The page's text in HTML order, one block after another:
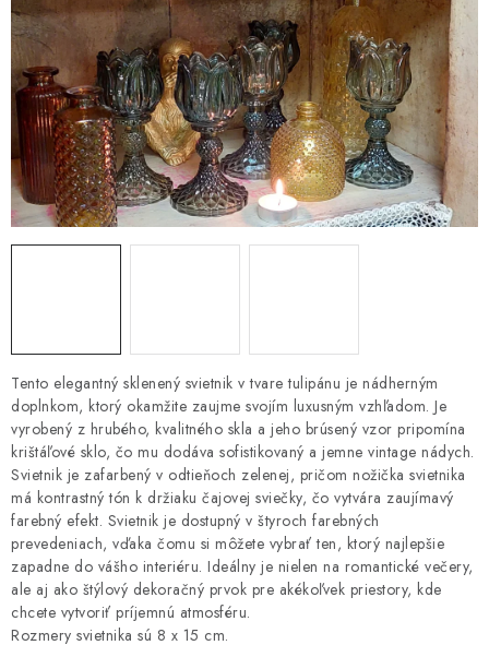
CHÉMIA
KVETINÁČE
DEKORÁCIE
PRIESADY ZELENINY
Tento elegantný sklenený svietnik v tvare tulipánu je nádherným
doplnkom, ktorý okamžite zaujme svojím luxusným vzhľadom. Je
vyrobený z hrubého, kvalitného skla a jeho brúsený vzor pripomína
krištáľové sklo, čo mu dodáva sofistikovaný a jemne vintage nádych.
Svietnik je zafarbený v odtieňoch zelenej, pričom nožička svietnika
má kontrastný tón k držiaku čajovej sviečky, čo vytvára zaujímavý
farebný efekt. Svietnik je dostupný v štyroch farebných
prevedeniach, vďaka čomu si môžete vybrať ten, ktorý najlepšie
zapadne do vášho interiéru. Ideálny je nielen na romantické večery,
ale aj ako štýlový dekoračný prvok pre akékoľvek priestory, kde
chcete vytvoriť príjemnú atmosféru.
Rozmery svietnika sú 8 x 15 cm.